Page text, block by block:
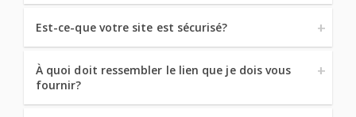
Est-ce-que votre site est sécurisé?
À quoi doit ressembler le lien que je dois vous
fournir?